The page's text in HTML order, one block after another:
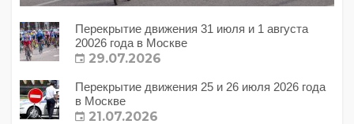
Перекрытие движения 31 июля и 1 августа
20026 года в Москве
29.07.2026
Перекрытие движения 25 и 26 июля 2026 года
в Москве
21.07.2026